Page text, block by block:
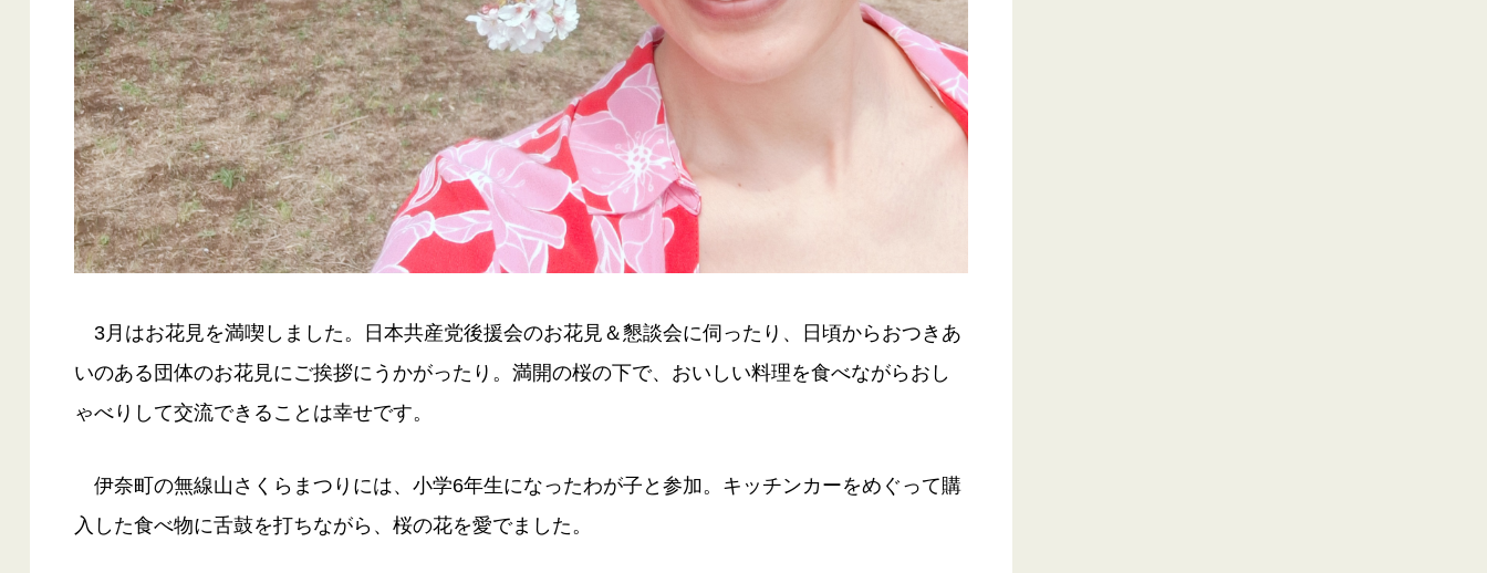
3月はお花見を満喫しました。日本共産党後援会のお花見＆懇談会に伺ったり、日頃からおつきあ
いのある団体のお花見にご挨拶にうかがったり。満開の桜の下で、おいしい料理を食べながらおし
ゃべりして交流できることは幸せです。
伊奈町の無線山さくらまつりには、小学6年生になったわが子と参加。キッチンカーをめぐって購
入した食べ物に舌鼓を打ちながら、桜の花を愛でました。